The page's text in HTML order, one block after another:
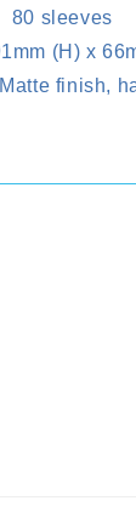
80 sleeves
(H) x
Matte finish,